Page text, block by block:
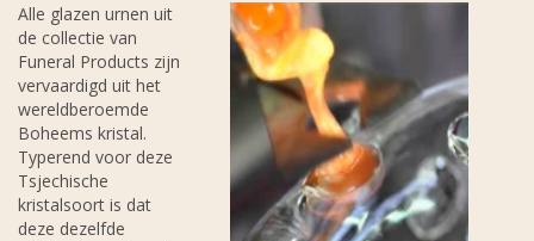
Alle glazen urnen uit
de collectie van
Funeral Products zijn
vervaardigd uit het
wereldberoemde
Boheems kristal.
Typerend voor deze
Tsjechische
kristalsoort is dat
deze dezelfde